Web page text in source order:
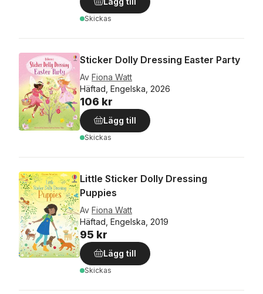
Skickas
Sticker Dolly Dressing Easter Party
Av Fiona Watt
Häftad, Engelska, 2026
106 kr
Lägg till
Skickas
Little Sticker Dolly Dressing
Puppies
Av Fiona Watt
Häftad, Engelska, 2019
95 kr
Lägg till
Skickas